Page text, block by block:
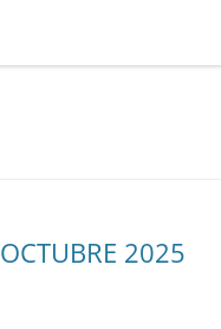
2025